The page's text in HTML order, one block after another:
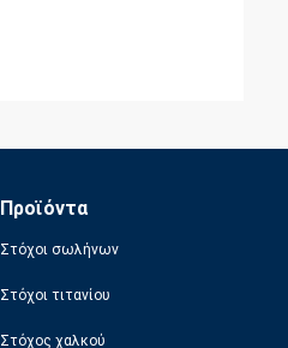
Προϊόντα
Στόχοι σωλήνων
Στόχοι τιτανίου
Στόχος χαλκού